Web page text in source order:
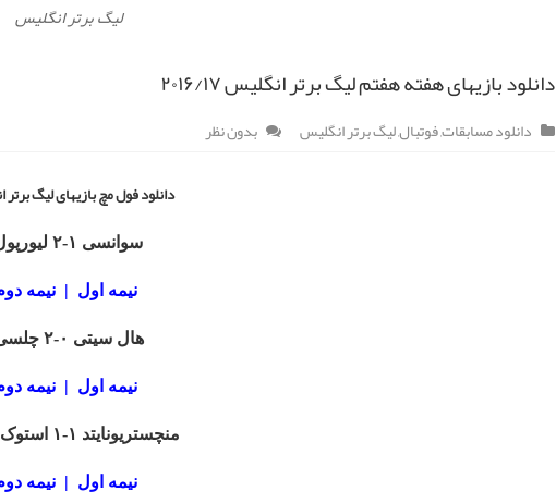
لیگ برتر انگلیس
دانلود بازیهای هفته هفتم لیگ برتر انگلیس ۲۰۱۶/۱۷
دانلود مسابقات,فوتبال,لیگ برتر انگلیس بدون نظر
دانلود فول مچ بازیهای لیگ
سوانسی ۱-۲ لیورپول
نیمه اول | نیمه
هال سیتی ۰-۲ چلسی
نیمه اول | نیمه
منچستریونایتد ۱-۱ استوک سیتی
نیمه اول | نیمه